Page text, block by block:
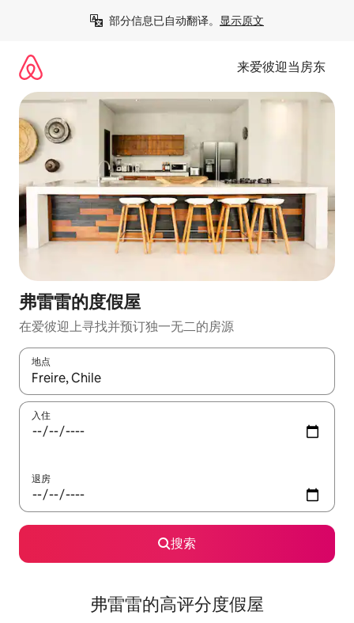
部分信息已自动翻译。 显示原文
来爱彼迎当房东
弗雷雷的度假屋
在爱彼迎上寻找并预订独一无二的房源
地点
如有搜索结果，请使用上下方向键查看，或通过点击或滑动手势
入住
退房
搜索
弗雷雷的高评分度假屋